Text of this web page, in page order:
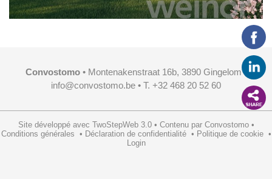
Convostomo• Montenakenstraat 16b, 3890 Gingelom •
info@convostomo.be • T. +32 468 20 52 60
Site développé avec TwoStepWeb 3.0 • Contenu par Convostomo •
Conditions générales • Déclaration de confidentialité • Politique de cookie •
Login